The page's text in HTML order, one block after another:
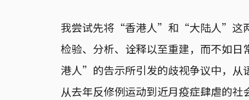
我尝试先将“香港人”和“大陆人”这
检验、分析、诠释以至重建，而不如
港人”的告示所引发的歧视争议中，从
从去年反修例运动到近月疫症肆虐的